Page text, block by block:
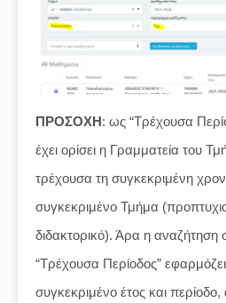
ΠΡΟΣΟΧΗ: ως “Τρέχουσα
έχει ορίσει η Γραμματεία του
τρέχουσα τη συγκεκριμένη
συγκεκριμένο Τμήμα
διδακτορικό). Άρα η αναζήτηση
“Τρέχουσα Περίοδος”
συγκεκριμένο έτος και